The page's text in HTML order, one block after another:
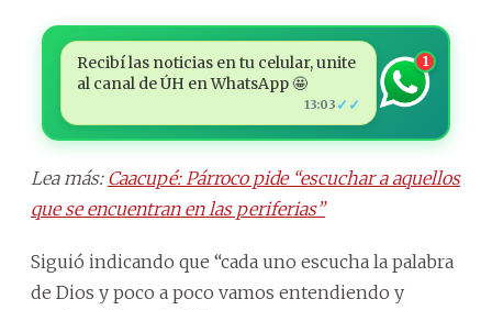
Recibí las noticias en tu celular, unite
al canal de ÚH en WhatsApp 🤩
13:03 ✓✓
1
Lea más: Caacupé: Párroco pide “escuchar a aquellos
que se encuentran en las periferias”
Siguió indicando que “cada uno escucha la palabra
de Dios y poco a poco vamos entendiendo y